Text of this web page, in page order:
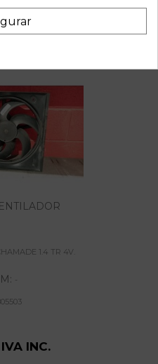
1.4 TR 4V.
-
INC.